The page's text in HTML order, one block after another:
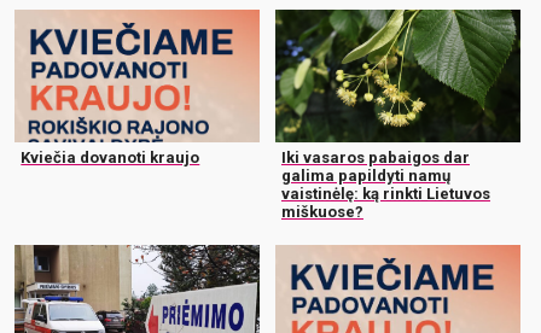
Kviečia dovanoti kraujo
Iki vasaros pabaigos dar
galima papildyti namų
vaistinėlę: ką rinkti Lietuvos
miškuose?